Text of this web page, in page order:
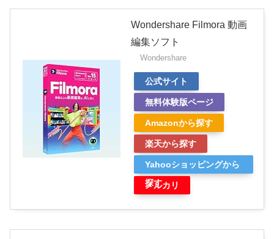
Wondershare Filmora 動画
編集ソフト
Wondershare
公式サイト
無料体験版ページ
Amazonから探す
楽天から探す
Yahooショッピングから
探す
メルカリ